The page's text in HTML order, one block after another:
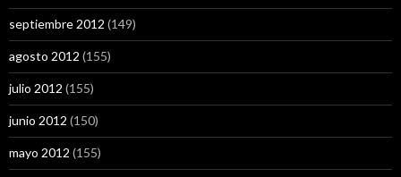
septiembre 2012 (149)
agosto 2012 (155)
julio 2012 (155)
junio 2012 (150)
mayo 2012 (155)